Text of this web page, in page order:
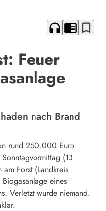
headphones chrome_reader_mode bookmark_border
Feuer
nach Brand
rund 250.000 Euro
(13.
Forst (Landkreis
eines
Verletzt wurde niemand.